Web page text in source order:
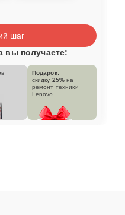
шаг
вы получаете:
Подарок:
скидку 25% на
ремонт техники
Lenovo